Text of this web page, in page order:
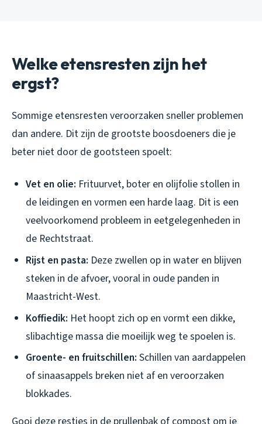
Welke etensresten zijn het
ergst?
Sommige etensresten veroorzaken sneller problemen
dan andere. Dit zijn de grootste boosdoeners die je
beter niet door de gootsteen spoelt:
Vet en olie: Frituurvet, boter en olijfolie stollen in
de leidingen en vormen een harde laag. Dit is een
veelvoorkomend probleem in eetgelegenheden in
de Rechtstraat.
Rijst en pasta: Deze zwellen op in water en blijven
steken in de afvoer, vooral in oude panden in
Maastricht-West.
Koffiedik: Het hoopt zich op en vormt een dikke,
slibachtige massa die moeilijk weg te spoelen is.
Groente- en fruitschillen: Schillen van aardappelen
of sinaasappels breken niet af en veroorzaken
blokkades.